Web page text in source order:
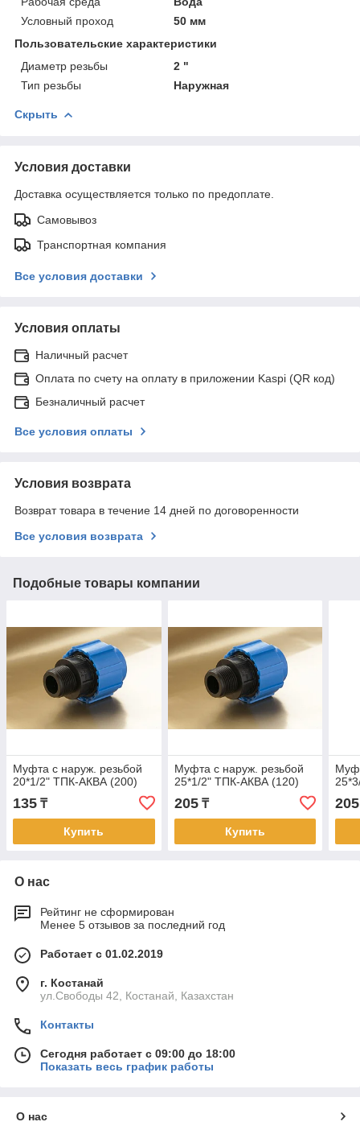
Условный проход
50 мм
Пользовательские характеристики
Диаметр резьбы
2 "
Тип резьбы
Наружная
Скрыть
Условия доставки
Доставка осуществляется только по предоплате.
Самовывоз
Транспортная компания
Все условия доставки
Условия оплаты
Наличный расчет
Оплата по счету на оплату в приложении Kaspi (QR код)
Безналичный расчет
Все условия оплаты
Условия возврата
Возврат товара в течение 14 дней по договоренности
Все условия возврата
Подобные товары компании
Муфта с наруж. резьбой
20*1/2" ТПК-АКВА (200)
135 ₸
Купить
Муфта с наруж. резьбой
25*1/2" ТПК-АКВА (120)
205₸
Купить
205
О нас
Рейтинг не сформирован
Менее 5 отзывов за последний год
Работает с 01.02.2019
г. Костанай
ул.Свободы 42, Костанай, Казахстан
Контакты
Сегодня работает с 09:00 до 18:00
Показать весь график работы
О нас